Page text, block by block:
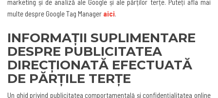
marketing și de analiză ale Google și ale părților terțe. Puteți afla mai
multe despre Google Tag Manager aici.
INFORMAȚII SUPLIMENTARE
DESPRE PUBLICITATEA
DIRECȚIONATĂ EFECTUATĂ
DE PĂRȚILE TERȚE
Un ghid privind publicitatea comportamentală și confidențialitatea online